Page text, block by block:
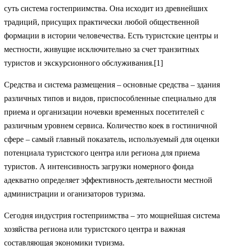
суть система гостеприимства. Она исходит из древнейших
традиций, присущих практически любой общественной
формации в истории человечества. Есть туристские центры и
местности, живущие исключительно за счет транзитных
туристов и экскурсионного обслуживания.[1]
Средства и система размещения – основные средства – здания
различных типов и видов, приспособленные специально для
приема и организации ночевки временных посетителей с
различным уровнем сервиса. Количество коек в гостиничной
сфере – самый главный показатель, используемый для оценки
потенциала туристского центра или региона для приема
туристов. А интенсивность загрузки номерного фонда
адекватно определяет эффективность деятельности местной
администрации и оганизаторов туризма.
Сегодня индустрия гостеприимства – это мощнейшая система
хозяйства региона или туристского центра и важная
составляющая экономики туризма.